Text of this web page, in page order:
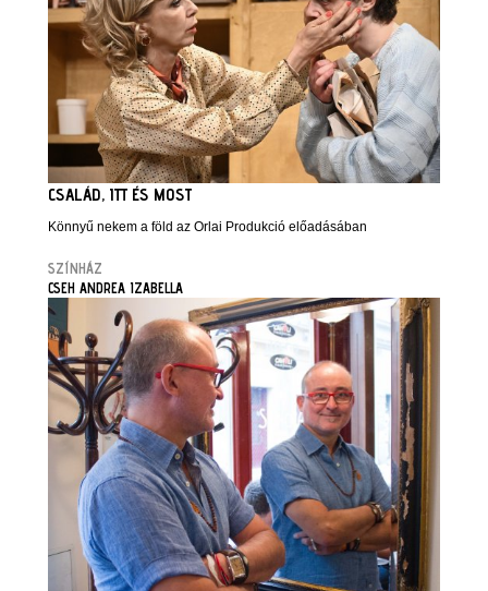
CSALÁD, ITT ÉS MOST
Könnyű nekem a föld az Orlai Produkció előadásában
SZÍNHÁZ
CSEH ANDREA IZABELLA